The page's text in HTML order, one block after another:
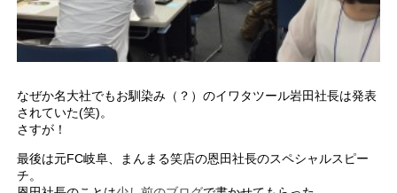
なぜか名大社でもお馴染み（？）のイワタツール岩田社長は発表
されていた(笑)。
さすが！
最後は元FC岐阜、まんまる笑店の恩田社長のスペシャルスピー
チ。